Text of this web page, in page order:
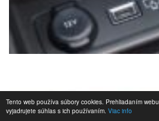
Tento web používa súbory cookies. Prehliadaním webu
vyjadrujete súhlas s ich používaním. Viac info